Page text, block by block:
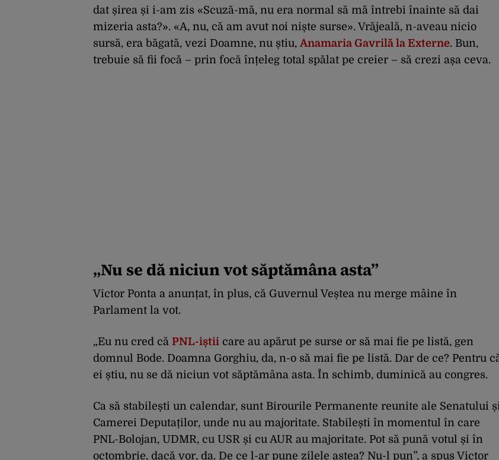
dat șirea și i-am zis «Scuză-mă, nu era normal să mă întrebi înainte să dai
mizeria asta?». «A, nu, că am avut noi niște surse». Vrăjeală, n-aveau nicio
sursă, era băgată, vezi Doamne, nu știu, Anamaria Gavrilă la Externe. Bun,
trebuie să fii focă – prin focă înțeleg total spălat pe creier – să crezi așa ceva.
„Nu se dă niciun vot săptămâna asta”
Victor Ponta a anunțat, în plus, că Guvernul Veștea nu merge mâine în
Parlament la vot.
„Eu nu cred că PNL-iștii care au apărut pe surse or să mai fie pe listă, gen
domnul Bode. Doamna Gorghiu, da, n-o să mai fie pe listă. Dar de ce? Pentru
ei știu, nu se dă niciun vot săptămâna asta. În schimb, duminică au congres.
Ca să stabilești un calendar, sunt Birourile Permanente reunite ale Senatului și
Camerei Deputaților, unde nu au majoritate. Stabilești în momentul în care
PNL-Bolojan, UDMR, cu USR și cu AUR au majoritate. Pot să pună votul și în
octombrie, dacă vor, da. De ce l-ar pune zilele astea? Nu-l pun”, a spus Victor